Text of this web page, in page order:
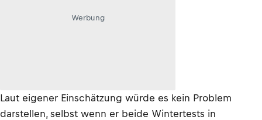
Werbung
Laut eigener Einschätzung würde es kein Problem
darstellen, selbst wenn er beide Wintertests in